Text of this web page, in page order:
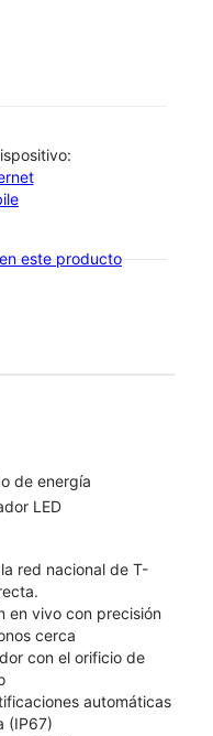
este producto
de energía
LED
red nacional de T-
en vivo con precisión
cerca
con el orificio de
automáticas
(IP67)